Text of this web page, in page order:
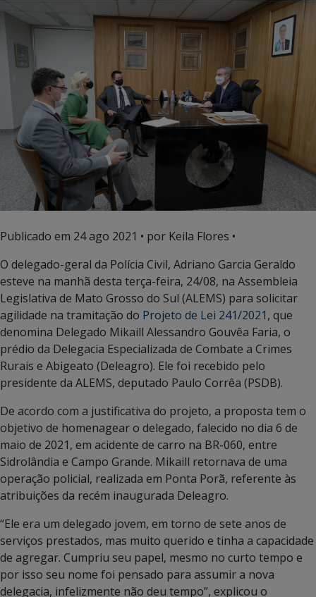
Publicado em 24 ago 2021 • por Keila Flores •
O delegado-geral da Polícia Civil, Adriano Garcia Geraldo
esteve na manhã desta terça-feira, 24/08, na Assembleia
Legislativa de Mato Grosso do Sul (ALEMS) para solicitar
agilidade na tramitação do Projeto de Lei 241/2021, que
denomina Delegado Mikaill Alessandro Gouvêa Faria, o
prédio da Delegacia Especializada de Combate a Crimes
Rurais e Abigeato (Deleagro). Ele foi recebido pelo
presidente da ALEMS, deputado Paulo Corrêa (PSDB).
De acordo com a justificativa do projeto, a proposta tem o
objetivo de homenagear o delegado, falecido no dia 6 de
maio de 2021, em acidente de carro na BR-060, entre
Sidrolândia e Campo Grande. Mikaill retornava de uma
operação policial, realizada em Ponta Porã, referente às
atribuições da recém inaugurada Deleagro.
“Ele era um delegado jovem, em torno de sete anos de
serviços prestados, mas muito querido e tinha a capacidade
de agregar. Cumpriu seu papel, mesmo no curto tempo e
por isso seu nome foi pensado para assumir a nova
delegacia, infelizmente não deu tempo”, explicou o